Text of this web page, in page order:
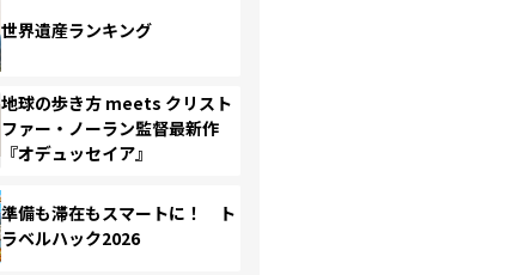
世界遺産ランキング
地球の歩き方 meets クリスト
ファー・ノーラン監督最新作
『オデュッセイア』
準備も滞在もスマートに！ ト
ラベルハック2026